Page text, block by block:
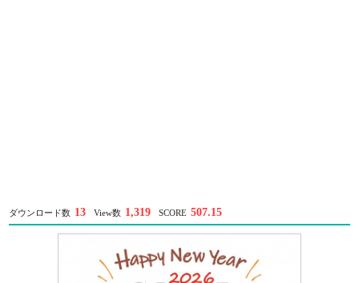
ダウンロード数 13 View数 1,319 SCORE 507.15